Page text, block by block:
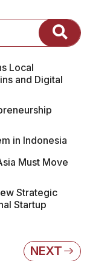
Local
and Digital
in Indonesia
Must Move
Strategic
Startup
NEXT